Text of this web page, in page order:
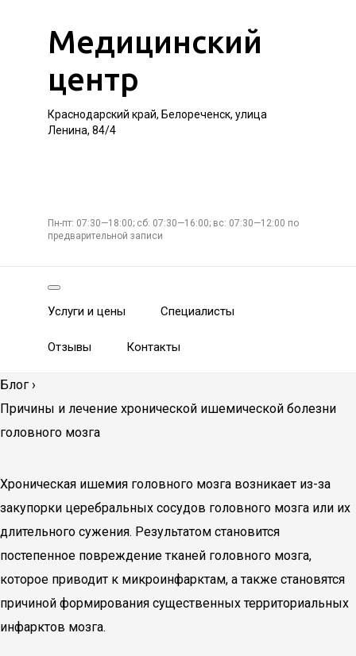
Медицинский
центр
Краснодарский край, Белореченск, улица
Ленина, 84/4
Пн-пт: 07:30—18:00; сб: 07:30—16:00; вс: 07:30—12:00 по
предварительной записи
Услуги и цены Специалисты
Отзывы Контакты
Блог ›
Причины и лечение хронической ишемической болезни
головного мозга
Хроническая ишемия головного мозга возникает из-за
закупорки церебральных сосудов головного мозга или их
длительного сужения. Результатом становится
постепенное повреждение тканей головного мозга,
которое приводит к микроинфарктам, а также становятся
причиной формирования существенных территориальных
инфарктов мозга.